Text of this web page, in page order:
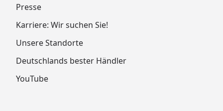
Presse
Karriere: Wir suchen Sie!
Unsere Standorte
Deutschlands bester Händler
YouTube